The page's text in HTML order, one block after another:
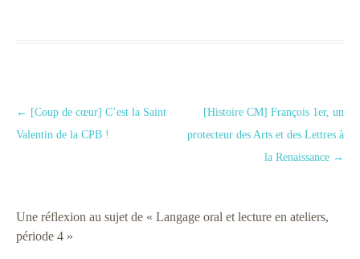
Navigation des articles
← [Coup de cœur] C’est la Saint
Valentin de la CPB !
[Histoire CM] François 1er, un
protecteur des Arts et des Lettres à
la Renaissance →
Une réflexion au sujet de « Langage oral et lecture en ateliers,
période 4 »